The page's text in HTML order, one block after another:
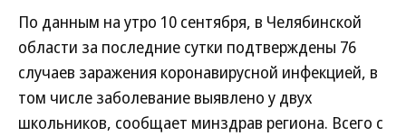
По данным на утро 10 сентября, в Челябинской
области за последние сутки подтверждены 76
случаев заражения коронавирусной инфекцией, в
том числе заболевание выявлено у двух
школьников, сообщает минздрав региона. Всего с